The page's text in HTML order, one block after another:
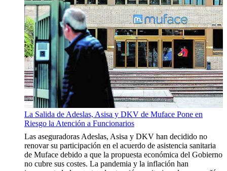
La Salida de Adeslas, Asisa y DKV de Muface Pone en
Riesgo la Atención a Funcionarios
Las aseguradoras Adeslas, Asisa y DKV han decidido no
renovar su participación en el acuerdo de asistencia sanitaria
de Muface debido a que la propuesta económica del Gobierno
no cubre sus costes. La pandemia y la inflación han